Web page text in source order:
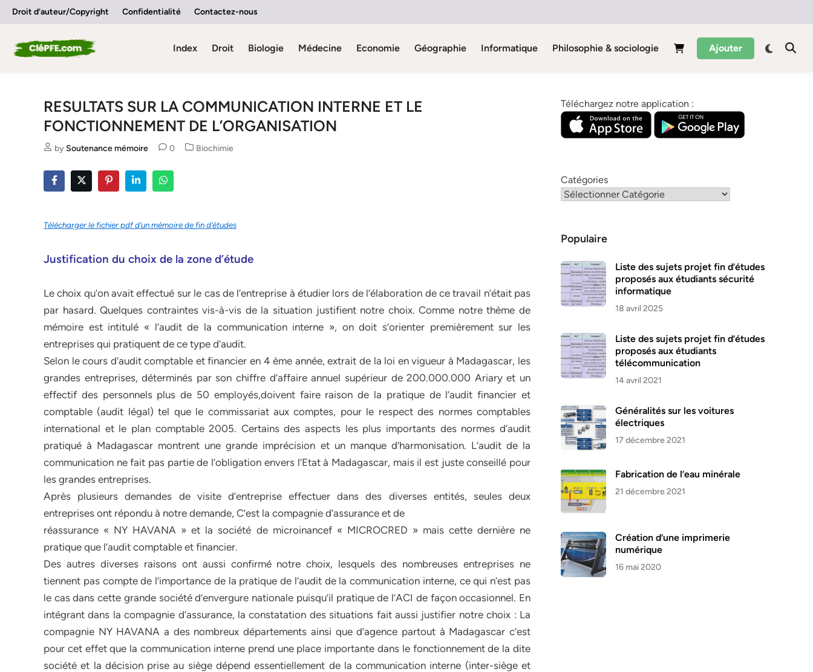
SkipDroit d’auteur/Copyright Confidentialité Contactez-nous
Index Droit Biologie Médecine Economie Géographie Informatique Philosophie & sociologie Ajouter
RESULTATS SUR LA COMMUNICATION INTERNE ET LE
FONCTIONNEMENT DE L’ORGANISATION
by Soutenance mémoire 0
Posted
Biochimie
Télécharger le fichier pdf d’un mémoire de fin d’études
Justification du choix de la zone d’étude
Le choix qu’on avait effectué sur le cas de l’entreprise à étudier lors de l’élaboration de ce travail n’était pas
par hasard. Quelques contraintes vis-à-vis de la situation justifient notre choix. Comme notre thème de
mémoire est intitulé « l’audit de la communication interne », on doit s’orienter premièrement sur les
entreprises qui pratiquent de ce type d’audit.
Selon le cours d’audit comptable et financier en 4 ème année, extrait de la loi en vigueur à Madagascar, les
grandes entreprises, déterminés par son chiffre d’affaire annuel supérieur de 200.000.000 Ariary et un
effectif des personnels plus de 50 employés,doivent faire raison de la pratique de l’audit financier et
comptable (audit légal) tel que le commissariat aux comptes, pour le respect des normes comptables
international et le plan comptable 2005. Certains des aspects les plus importants des normes d’audit
pratiqué à Madagascar montrent une grande imprécision et un manque d’harmonisation. L’audit de la
communication ne fait pas partie de l’obligation envers l’Etat à Madagascar, mais il est juste conseillé pour
les grandes entreprises.
Après plusieurs demandes de visite d’entreprise effectuer dans des diverses entités, seules deux
entreprises ont répondu à notre demande, C’est la compagnie d’assurance et de
réassurance « NY HAVANA » et la société de microinancef « MICROCRED » mais cette dernière ne
pratique que l’audit comptable et financier.
Des autres diverses raisons ont aussi confirmé notre choix, lesquels des nombreuses entreprises ne
tiennent pas compte de l’importance de la pratique de l’audit de la communication interne, ce qui n’est pas
le cas dans cette grande société d’envergure nationale puisqu’il pratique de l’ACI de façon occasionnel. En
intégrant dans la compagnie d’assurance, la constatation des situations fait aussi justifier notre choix : La
compagnie NY HAVANA a des nombreux départements ainsi que d’agence partout à Madagascar c’est
pour cet effet que la communication interne prend une place importante dans le fonctionnement de la dite
société et la décision prise au siège dépend essentiellement de la communication interne (inter-siège et
Téléchargez notre application :
Catégories
Populaire
Liste des sujets projet fin d’études
proposés aux étudiants sécurité
informatique
18 avril 2025
Liste des sujets projet fin d’études
proposés aux étudiants
télécommunication
14 avril 2021
Généralités sur les voitures
électriques
17 décembre 2021
Fabrication de l’eau minérale
21 décembre 2021
Création d’une imprimerie
numérique
16 mai 2020